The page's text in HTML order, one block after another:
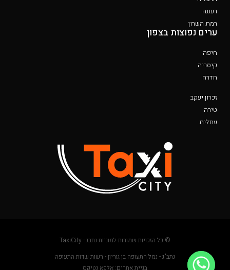
רעננה
רמת השרון
ערים נפוצות בצפון
חיפה
קיסריה
חדרה
זכרון יעקב
טירה
עתלית
© כל הזכויות שמורות למוניות נתבג - TaxiCity
נתב"ג - נמל התעופה בן גוריון - רשות שדות התעופה
בניית אתרים: אלפא נטיקס